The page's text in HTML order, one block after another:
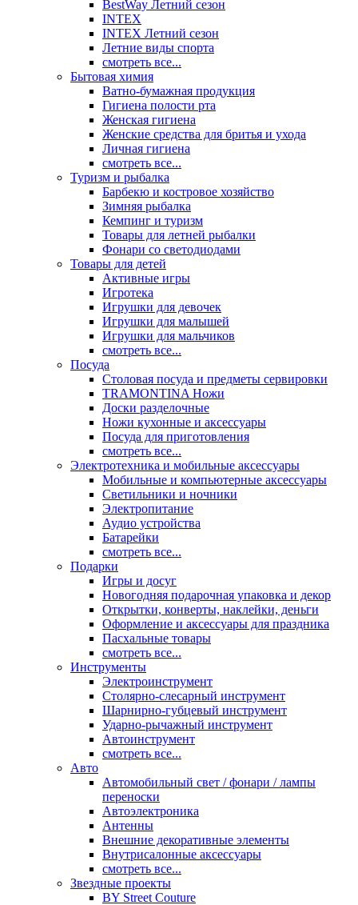
BestWay Летний сезон
INTEX
INTEX Летний сезон
Летние виды спорта
смотреть все...
Бытовая химия
Ватно-бумажная продукция
Гигиена полости рта
Женская гигиена
Женские средства для бритья и ухода
Личная гигиена
смотреть все...
Туризм и рыбалка
Барбекю и костровое хозяйство
Зимняя рыбалка
Кемпинг и туризм
Товары для летней рыбалки
Фонари со светодиодами
Товары для детей
Активные игры
Игротека
Игрушки для девочек
Игрушки для малышей
Игрушки для мальчиков
смотреть все...
Посуда
Столовая посуда и предметы сервировки
TRAMONTINA Ножи
Доски разделочные
Ножи кухонные и аксессуары
Посуда для приготовления
смотреть все...
Электротехника и мобильные аксессуары
Мобильные и компьютерные аксессуары
Светильники и ночники
Электропитание
Аудио устройства
Батарейки
смотреть все...
Подарки
Игры и досуг
Новогодняя подарочная упаковка и декор
Открытки, конверты, наклейки, деньги
Оформление и аксессуары для праздника
Пасхальные товары
смотреть все...
Инструменты
Электроинструмент
Столярно-слесарный инструмент
Шарнирно-губцевый инструмент
Ударно-рычажный инструмент
Автоинструмент
смотреть все...
Авто
Автомобильный свет / фонари / лампы
переноски
Автоэлектроника
Антенны
Внешние декоративные элементы
Внутрисалонные аксессуары
смотреть все...
Звездные проекты
BY Street Couture